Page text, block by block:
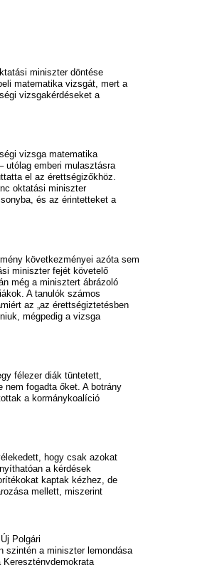
miniszter döntése
matematika vizsgát, mert a
vizsgakérdéseket a
vizsga matematika
utólag emberi mulasztásra
el az érettségizőkhöz.
oktatási miniszter
és az érintetteket a
következményei azóta sem
miniszter fejét követelő
még a minisztert ábrázoló
A tanulók számos
az „az érettségiztetésben
mégpedig a vizsga
félezer diák tüntetett,
nem fogadta őket. A botrány
a kormánykoalíció
hogy csak azokat
a kérdések
kaptak kézhez, de
mellett, miszerint
Polgári
szintén a miniszter lemondása